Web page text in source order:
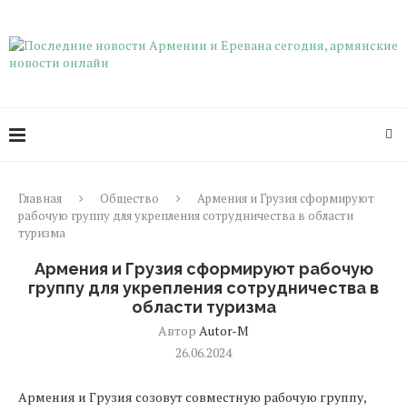
Главная Общество
Армения и Грузия сформируют
рабочую группу для укрепления сотрудничества в области
туризма
Армения и Грузия сформируют рабочую
группу для укрепления сотрудничества в
области туризма
Автор Autor-M
26.06.2024
Армения и Грузия созовут совместную рабочую группу,